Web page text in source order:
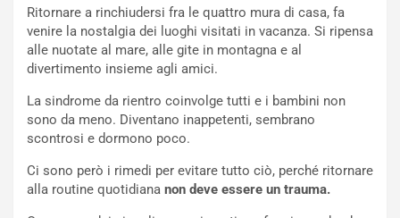
Ritornare a rinchiudersi fra le quattro mura di casa, fa
venire la nostalgia dei luoghi visitati in vacanza. Si ripensa
alle nuotate al mare, alle gite in montagna e al
divertimento insieme agli amici.
La sindrome da rientro coinvolge tutti e i bambini non
sono da meno. Diventano inappetenti, sembrano
scontrosi e dormono poco.
Ci sono però i rimedi per evitare tutto ciò, perché ritornare
alla routine quotidiana non deve essere un trauma.